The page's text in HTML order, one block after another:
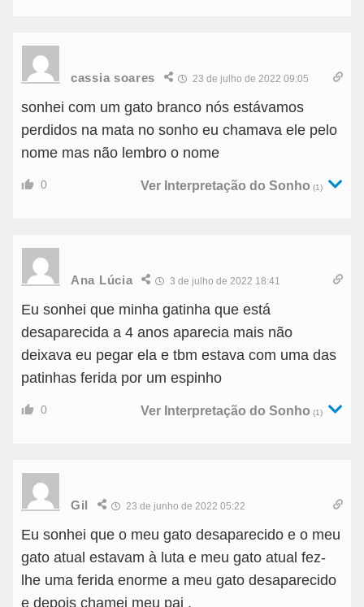
cassia soares 23 de julho de 2022 09:05
sonhei com um gato branco nós estávamos
perdidos na mata no sonho eu chamava ele pelo
nome mas não lembro o nome
0 Ver Interpretação do Sonho (1)
Ana Lúcia 3 de julho de 2022 18:41
Eu sonhei que minha gatinha que está
desaparecida a 4 anos aparecia mais não
deixava eu pegar ela e tbm estava com uma das
patinhas ferida por um espinho
0 Ver Interpretação do Sonho (1)
Gil 23 de junho de 2022 05:22
Eu sonhei que o meu gato desaparecido e o meu
gato atual estavam à luta e meu gato atual fez-
lhe uma ferida enorme a meu gato desaparecido
e depois chamei meu pai .